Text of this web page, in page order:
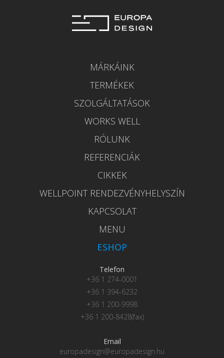
MÁRKÁINK
TERMÉKEK
SZOLGÁLTATÁSOK
WORKS WELL
RÓLUNK
REFERENCIÁK
CIKKEK
WELLPOINT RENDEZVÉNYHELYSZÍN
KAPCSOLAT
MENU
ESHOP
Telefon
+36 1 274-0001
+36 1 394-6232
+36 1 200-9998
+36 1 200-8428(fax)
Email
europadesign@europadesign.hu